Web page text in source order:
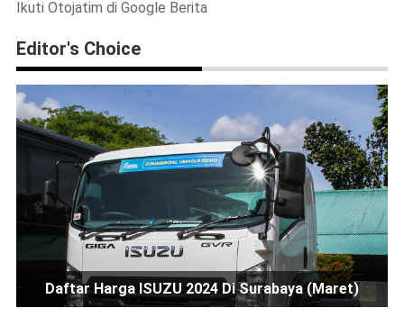
Ikuti Otojatim di Google Berita
Editor's Choice
Daftar Harga ISUZU 2024 Di Surabaya (Maret)